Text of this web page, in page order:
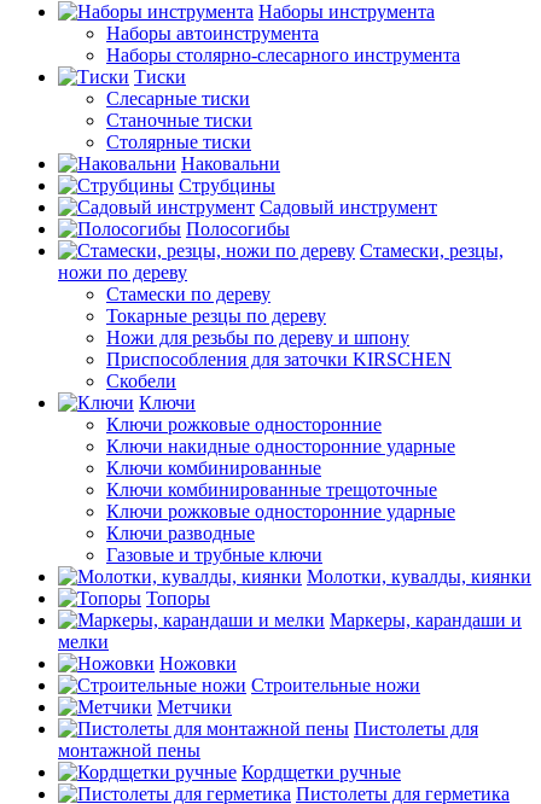
Наборы инструмента
Наборы автоинструмента
Наборы столярно-слесарного инструмента
Тиски
Слесарные тиски
Станочные тиски
Столярные тиски
Наковальни
Струбцины
Садовый инструмент
Полосогибы
Стамески, резцы,
ножи по дереву
Стамески по дереву
Токарные резцы по дереву
Ножи для резьбы по дереву и шпону
Приспособления для заточки KIRSCHEN
Скобели
Ключи
Ключи рожковые односторонние
Ключи накидные односторонние ударные
Ключи комбинированные
Ключи комбинированные трещоточные
Ключи рожковые односторонние ударные
Ключи разводные
Газовые и трубные ключи
Молотки, кувалды, киянки
Топоры
Маркеры, карандаши и
мелки
Ножовки
Строительные ножи
Метчики
Пистолеты для
монтажной пены
Кордщетки ручные
Пистолеты для герметика